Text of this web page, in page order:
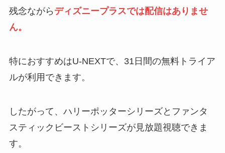
残念ながら ディズニープラスでは配信はありませ
ん。
特におすすめはU-NEXTで、31日間の無料トライア
ルが利用できます。
したがって、ハリーポッターシリーズとファンタ
スティックビーストシリーズが見放題視聴できま
す。